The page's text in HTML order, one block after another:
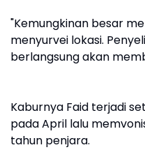
"Kemungkinan besar
menyurvei lokasi.
berlangsung akan
Kaburnya Faid terjadi
pada April lalu
tahun penjara.